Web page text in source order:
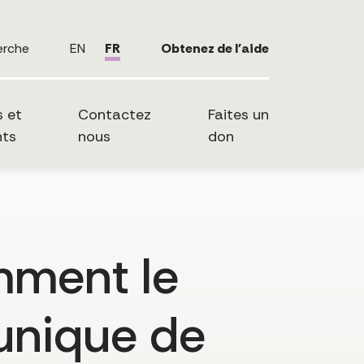
EN FR Obtenez de l'aide
et
Contactez
nous
Faites un
don
le
de